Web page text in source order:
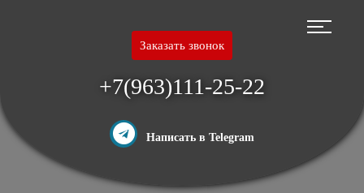
Заказать звонок
+7(963)111-25-22
Написать в Telegram